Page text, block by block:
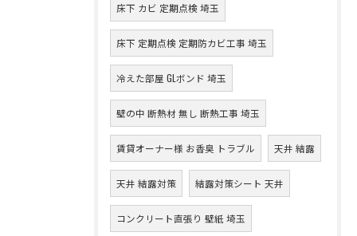
床下 カビ 定期点検 埼玉
床下 定期点検 定期防カビ工事 埼玉
冷えた部屋 GLボンド 埼玉
壁の中 断熱材 無し 断熱工事 埼玉
賃貸オーナー様 お香臭 トラブル 天井 結露
天井 結露対策 結露対策シート 天井
コンクリート直張り 壁紙 埼玉